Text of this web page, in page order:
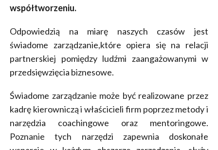
współtworzeniu.
Odpowiedzią na miarę naszych czasów jest
świadome zarządzanie,które opiera się na relacji
partnerskiej pomiędzy ludźmi zaangażowanymi w
przedsięwzięcia biznesowe.
Świadome zarządzanie może być realizowane przez
kadrę kierowniczą i właścicieli firm poprzez metody i
narzędzia coachingowe oraz mentoringowe.
Poznanie tych narzędzi zapewnia doskonałe